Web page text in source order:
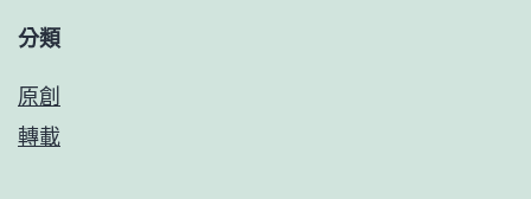
分類
原創
轉載